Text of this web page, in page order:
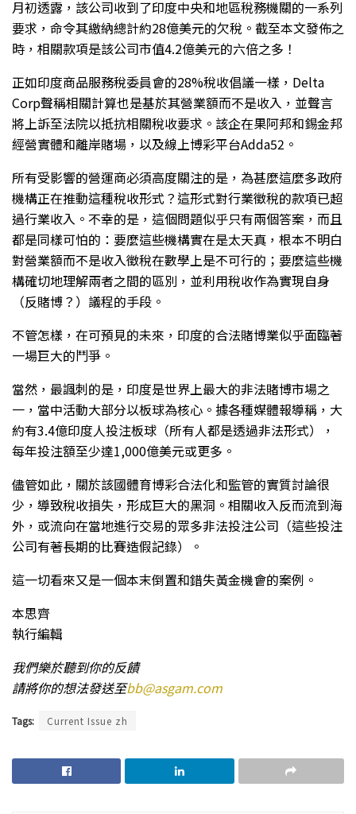
月初透露，該公司收到了印度中央和地區稅務機關的一系列
要求，命令其繳納總計約28億美元的欠稅。截至本文發佈之
時，相關款項是該公司市值4.2億美元的六倍之多！
正如印度商品服務稅委員會的28%稅收倡議一樣，Delta
Corp聲稱相關計算也是基於其營業額而不是收入，並聲言
將上訴至法院以抵抗相關稅收要求。該企在果阿邦和錫金邦
經營實體和離岸賭場，以及線上博彩平台Adda52。
所有受影響的營運商必須高度關注的是，為甚麼這麼多政府
機構正在推動這種稅收形式？這形式對行業徵稅的款項已超
過行業收入。不幸的是，這個問題似乎只有兩個答案，而且
都是同樣可怕的：要麼這些機構實在是太天真，根本不明白
對營業額而不是收入徵稅在數學上是不可行的；要麼這些機
構確切地理解兩者之間的區別，並利用稅收作為實現自身
（反賭博？）議程的手段。
不管怎樣，在可預見的未來，印度的合法賭博業似乎面臨著
一場巨大的鬥爭。
當然，最諷刺的是，印度是世界上最大的非法賭博市場之
一，當中活動大部分以板球為核心。據各種媒體報導稱，大
約有3.4億印度人投注板球（所有人都是透過非法形式），
每年投注額至少達1,000億美元或更多。
儘管如此，關於該國體育博彩合法化和監管的實質討論很
少，導致稅收損失，形成巨大的黑洞。相關收入反而流到海
外，或流向在當地進行交易的眾多非法投注公司（這些投注
公司有著長期的比賽造假記錄）。
這一切看來又是一個本末倒置和錯失黃金機會的案例。
本思齊
執行編輯
我們樂於聽到你的反饋
請將你的想法發送至bb@asgam.com
Tags: Current Issue zh